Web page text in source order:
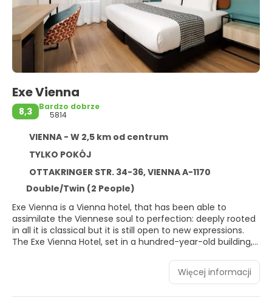
Exe Vienna
8,3
Bardzo dobrze
5814
VIENNA - W 2,5 km od centrum
TYLKO POKÓJ
OTTAKRINGER STR. 34-36, VIENNA A-1170
Double/Twin (2 People)
Exe Vienna is a Vienna hotel, that has been able to
assimilate the Viennese soul to perfection: deeply rooted
in all it is classical but it is still open to new expressions.
The Exe Vienna Hotel, set in a hundred-year-old building,
to bottom so that its seven floors, its reception rooms
and its guest rooms shine with a modern, tranquil air to
offer the guests the utmost well-being. Located in the
heart of the Hernals, the establishment is endowed with
Więcej informacji